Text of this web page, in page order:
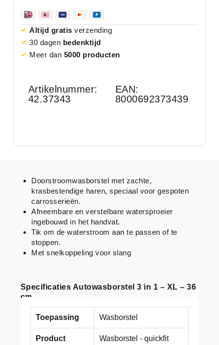
Altijd gratis verzending
30 dagen bedenktijd
Meer dan 5000 producten
Artikelnummer:
42.37343
EAN:
8000692373439
Specificaties Autowasborstel 3 in 1 – XL – 36
cm
Toepassing Wasborstel
Product Wasborstel - quickfit
Doorstroomwasborstel met zachte,
krasbestendige haren, speciaal voor gespoten
carrosserieën.
Afneembare en verstelbare watersproeier
ingebouwd in het handvat.
Tik om de waterstroom aan te passen of te
stoppen.
Met snelkoppeling voor slang